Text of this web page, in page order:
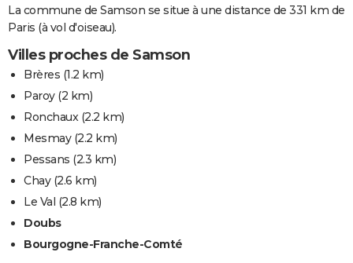
La commune de Samson se situe à une distance de 331 km de
Paris (à vol d'oiseau).
Villes proches de Samson
Brères (1.2 km)
Paroy(2 km)
Ronchaux(2.2 km)
Mesmay(2.2 km)
Pessans (2.3 km)
Chay(2.6 km)
Le Val (2.8 km)
Doubs
Bourgogne-Franche-Comté